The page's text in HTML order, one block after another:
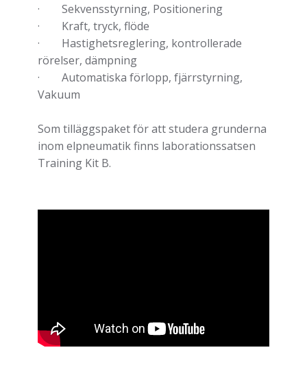
· Sekvensstyrning, Positionering
· Kraft, tryck, flöde
· Hastighetsreglering, kontrollerade
rörelser, dämpning
· Automatiska förlopp, fjärrstyrning,
Vakuum
Som tilläggspaket för att studera grunderna
inom elpneumatik finns laborationssatsen
Training Kit B.